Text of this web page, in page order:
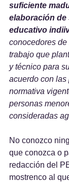
suficiente
elaboración
educativo
conocedores
trabajo que
y técnico para
acuerdo con las
normativa
personas
consideradas
No conozco
que conozca o
redacción del
mostrenco al